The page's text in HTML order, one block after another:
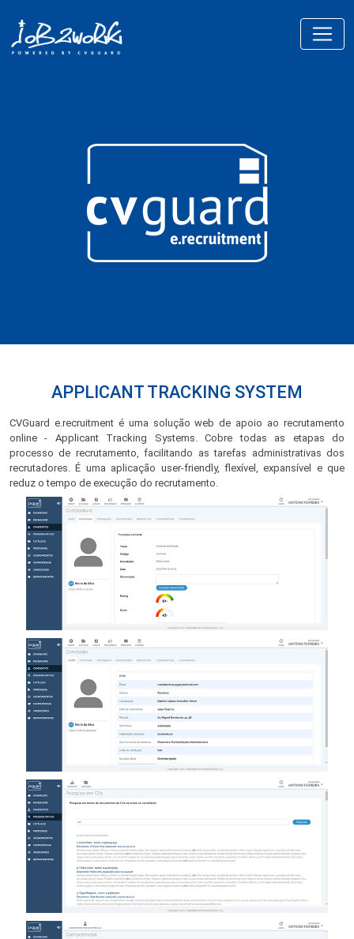
APPLICANT TRACKING SYSTEM
CVGuard e.recruitment é uma solução web de apoio ao recrutamento
online - Applicant Tracking Systems. Cobre todas as etapas do
processo de recrutamento, facilitando as tarefas administrativas dos
recrutadores. É uma aplicação user-friendly, flexível, expansível e que
reduz o tempo de execução do recrutamento.